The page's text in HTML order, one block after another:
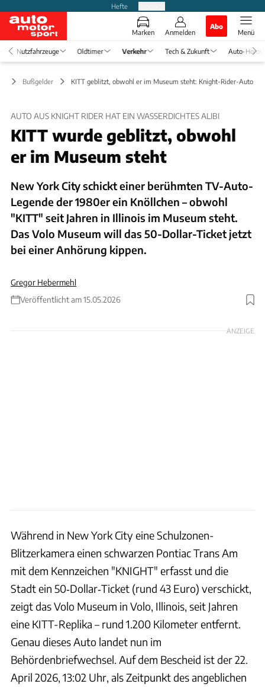
Hefte
Marken Anmelden
Abo
Menü
Nutzfahrzeuge Oldtimer Verkehr Tech & Zukunft Auto-
Bußgelder KITT geblitzt, obwohl er im Museum steht: Knight-Rider-Auto
AUTO AUS KNIGHT RIDER HAT EIN WASSERDICHTES ALIBI
KITT wurde geblitzt, obwohl
er im Museum steht
New York City schickt einer berühmten TV-Auto-
Legende der 1980er ein Knöllchen – obwohl
"KITT" seit Jahren in Illinois im Museum steht.
Das Volo Museum will das 50-Dollar-Ticket jetzt
bei einer Anhörung kippen.
Gregor Hebermehl
Veröffentlicht am 15.05.2026
Foto: Live Auctioneers
ANZEIGE
Während in New York City eine Schulzonen-
Blitzerkamera einen schwarzen Pontiac Trans Am
mit dem Kennzeichen "KNIGHT" erfasst und die
Stadt ein 50‑Dollar‑Ticket (rund 43 Euro) verschickt,
zeigt das Volo Museum in Volo, Illinois, seit Jahren
eine KITT-Replika – rund 1.200 Kilometer entfernt.
Genau dieses Auto landet nun im
Behördenbriefwechsel. Auf dem Bescheid ist der 22.
April 2026, 13:02 Uhr, als Zeitpunkt des angeblichen